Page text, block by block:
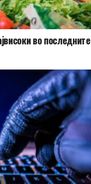
во последните